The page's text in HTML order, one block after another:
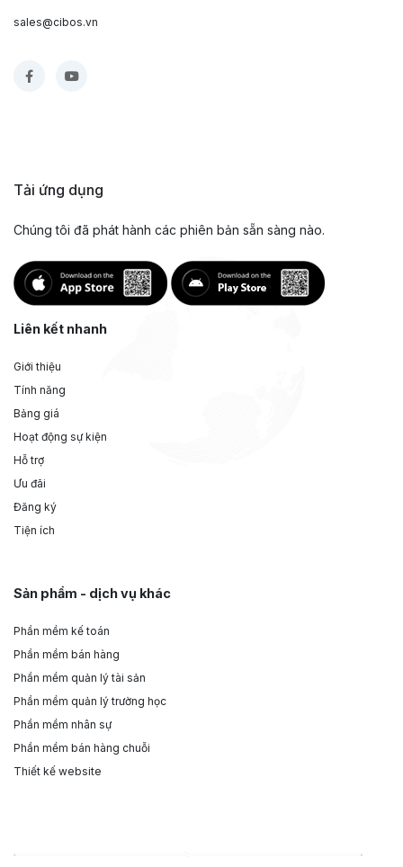
sales@cibos.vn
Tải ứng dụng
Chúng tôi đã phát hành các phiên bản sẵn sàng nào.
Liên kết nhanh
Giới thiệu
Tính năng
Bảng giá
Hoạt động sự kiện
Hỗ trợ
Ưu đãi
Đăng ký
Tiện ích
Sản phẩm - dịch vụ khác
Phần mềm kế toán
Phần mềm bán hàng
Phần mềm quản lý tài sản
Phần mềm quản lý trường học
Phần mềm nhân sự
Phần mềm bán hàng chuỗi
Thiết kế website